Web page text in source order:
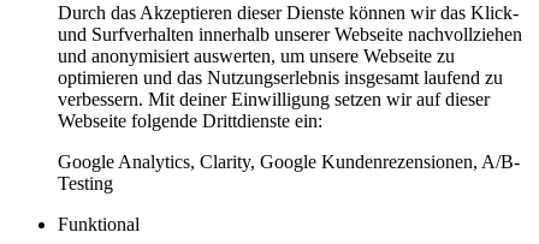
Durch das Akzeptieren dieser Dienste können wir das Klick-
und Surfverhalten innerhalb unserer Webseite nachvollziehen
und anonymisiert auswerten, um unsere Webseite zu
optimieren und das Nutzungserlebnis insgesamt laufend zu
verbessern. Mit deiner Einwilligung setzen wir auf dieser
Webseite folgende Drittdienste ein:
Google Analytics, Clarity, Google Kundenrezensionen, A/B-
Testing
Funktional